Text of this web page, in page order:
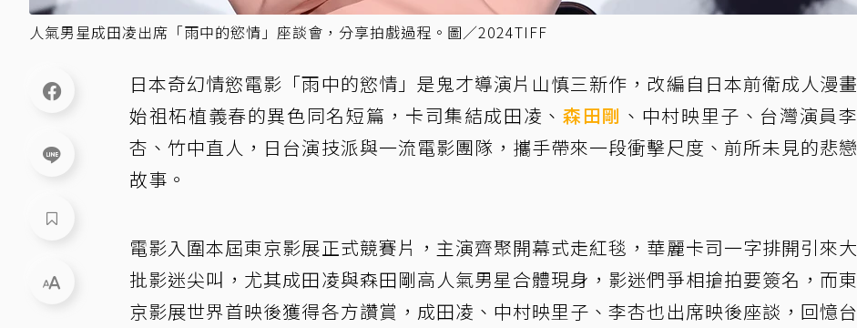
人氣男星成田凌出席「雨中的慾情」座談會，分享拍戲過程。圖／2024TIFF
日本奇幻情慾電影「雨中的慾情」是鬼才導演片山慎三新作，改編自日本前衛成人漫畫
始祖柘植義春的異色同名短篇，卡司集結成田凌、森田剛 、中村映里子、台灣演員李
杏、竹中直人，日台演技派與一流電影團隊，攜手帶來一段衝擊尺度、前所未見的悲戀
故事。
電影入圍本屆東京影展正式競賽片，主演齊聚開幕式走紅毯，華麗卡司一字排開引來大
批影迷尖叫，尤其成田凌與森田剛高人氣男星合體現身，影迷們爭相搶拍要簽名，而東
京影展世界首映後獲得各方讚賞，成田凌、中村映里子、李杏也出席映後座談，回憶台